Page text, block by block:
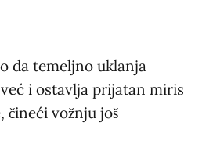
da temeljno uklanja
i ostavlja prijatan miris
čineći vožnju još